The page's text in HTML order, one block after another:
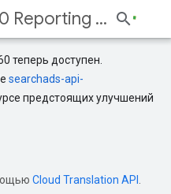
Search Ads 360 Reporting API
теперь доступен.
searchads-api-
предстоящих улучшений
Cloud Translation API